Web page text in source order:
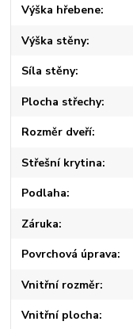
Výška hřebene
Výška stěny
Síla stěny
Plocha střechy
Rozměr dveří
Střešní krytina
Podlaha
Záruka
Povrchová úprava
Vnitřní rozměr
Vnitřní plocha